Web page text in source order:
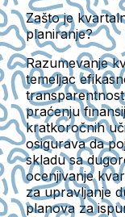
Zašto je
planiranje?
Razumevanje
temeljac
praćenju
kratkoročnih
osigurava da
skladu sa
ocenjivanje
za upravljanje
planova za